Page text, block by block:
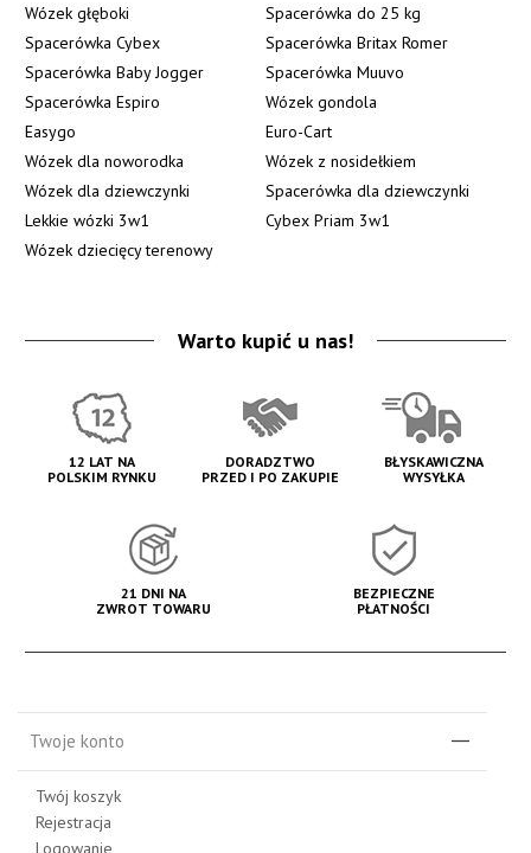
Wózek głęboki
Spacerówka do 25 kg
Spacerówka Cybex
Spacerówka Britax Romer
Spacerówka Baby Jogger
Spacerówka Muuvo
Spacerówka Espiro
Wózek gondola
Easygo
Euro-Cart
Wózek dla noworodka
Wózek z nosidełkiem
Wózek dla dziewczynki
Spacerówka dla dziewczynki
Lekkie wózki 3w1
Cybex Priam 3w1
Wózek dziecięcy terenowy
Warto kupić u nas!
12 LAT NA
POLSKIM RYNKU
DORADZTWO
PRZED I PO ZAKUPIE
BŁYSKAWICZNA
WYSYŁKA
21 DNI NA
ZWROT TOWARU
BEZPIECZNE
PŁATNOŚCI
Twoje konto
Twój koszyk
Rejestracja
Logowanie